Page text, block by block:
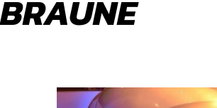
BRÄUNE